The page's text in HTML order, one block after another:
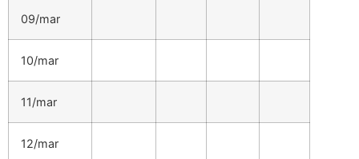
09/mar
10/mar
11/mar
12/mar